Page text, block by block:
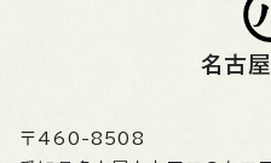
名古
〒460-8508